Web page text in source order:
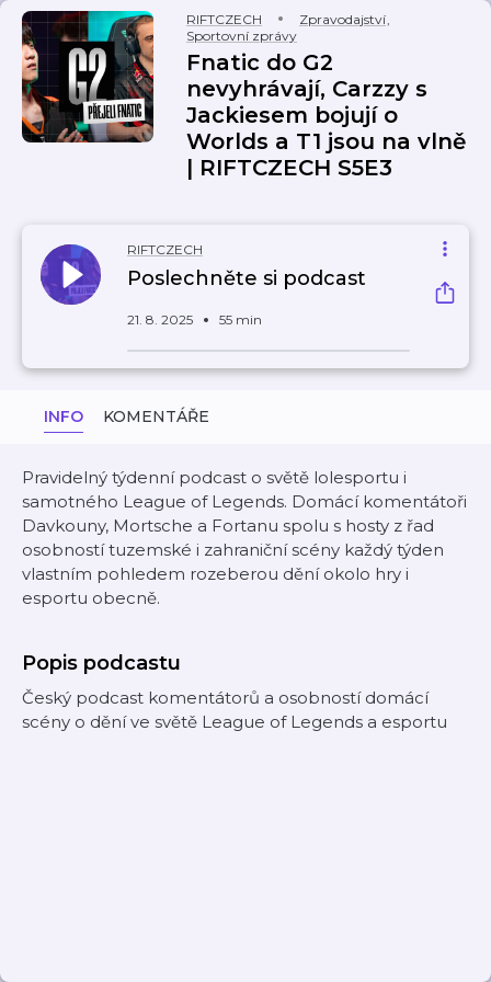
RIFTCZECH Zpravodajství,
Sportovní zprávy
Fnatic do G2
nevyhrávají, Carzzy s
Jackiesem bojují o
Worlds a T1 jsou na vlně
| RIFTCZECH S5E3
RIFTCZECH
Poslechněte si podcast
21. 8. 2025 55 min
INFO KOMENTÁŘE
Pravidelný týdenní podcast o světě lolesportu i
samotného League of Legends. Domácí komentátoři
Davkouny, Mortsche a Fortanu spolu s hosty z řad
osobností tuzemské i zahraniční scény každý týden
vlastním pohledem rozeberou dění okolo hry i
esportu obecně.
Popis podcastu
Český podcast komentátorů a osobností domácí
scény o dění ve světě League of Legends a esportu